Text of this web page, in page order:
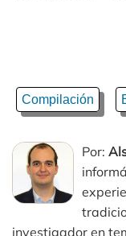
Compilación
Por:
investigador en